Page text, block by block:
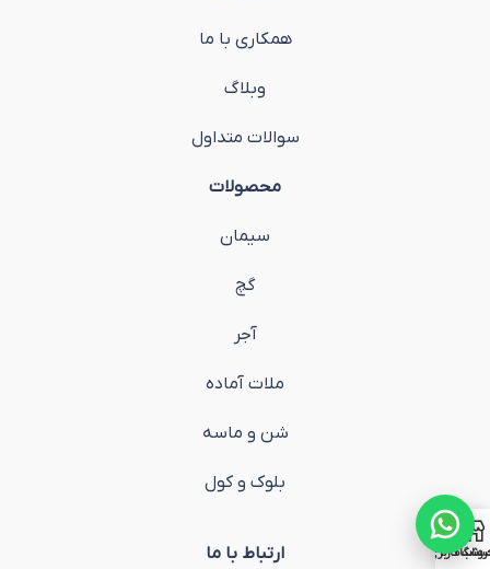
همکاری با ما
وبلاگ
سوالات متداول
محصولات
سیمان
گچ
آجر
ملات آماده
شن و ماسه
بلوک و کول
ارتباط با ما کاربری من